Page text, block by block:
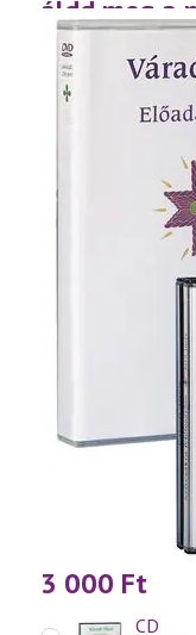
áldd meg a
(2006.02.10.)
3 000 Ft
CD